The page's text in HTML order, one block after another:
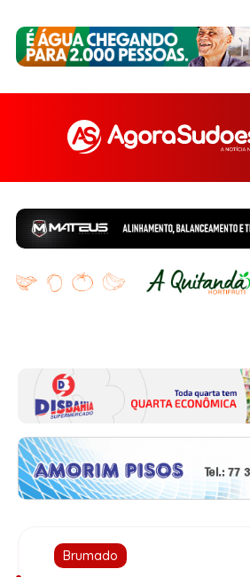
Brumado